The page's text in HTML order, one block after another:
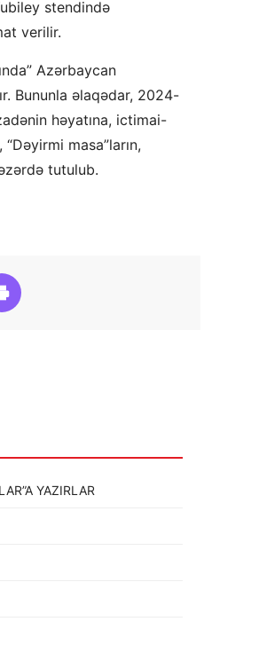
stendində
verilir.
Azərbaycan
Bununla əlaqədar, 2024-
həyatına, ictimai-
masa”ların,
tutulub.
YAZIRLAR